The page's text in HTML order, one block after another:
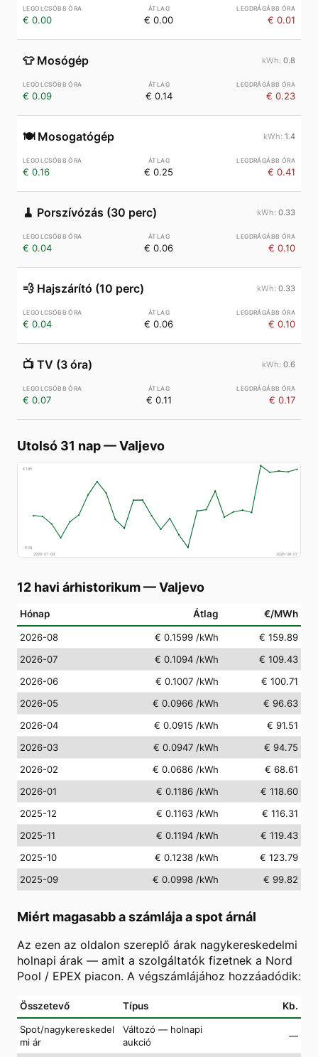
€ 0.00 € 0.00 € 0.01
👕 Mosógép 0.8
€ 0.09 € 0.14 € 0.23
🍽️ Mosogatógép 1.4
€ 0.16 € 0.25 € 0.41
🧹 Porszívózás (30 perc) 0.33
€ 0.04 € 0.06 € 0.10
💨 Hajszárító (10 perc) 0.33
€ 0.04 € 0.06 € 0.10
📺 TV (3 óra) 0.6
€ 0.07 € 0.11 € 0.17
Utolsó 31 nap—Valjevo
€185
€58
2026-07-09
2026-08-07
12 havi árhistorikum—Valjevo
Hónap Átlag €/MWh
2026-08 € 0.1599 /kWh
€ 159.89
2026-07
€ 0.1094 /kWh
€ 109.43
2026-06
€ 0.1007 /kWh
€ 100.71
2026-05
€ 0.0966 /kWh
€ 96.63
2026-04
€ 0.0915 /kWh
€ 91.51
2026-03
€ 0.0947 /kWh
€ 94.75
2026-02
€ 0.0686 /kWh
€ 68.61
2026-01
€ 0.1186 /kWh
€ 118.60
2025-12
€ 0.1163 /kWh
€ 116.31
2025-11
€ 0.1194 /kWh
€ 119.43
2025-10
€ 0.1238 /kWh
€ 123.79
2025-09
€ 0.0998 /kWh € 99.82
Miért magasabb a számlája a spot árnál
Az ezen az oldalon szereplő árak nagykereskedelmi
holnapi árak — amit a szolgáltatók fizetnek a Nord
Pool / EPEX piacon. A végszámlájához hozzáadódik:
Összetevő Típus Kb.
Spot/nagykereskedel
mi ár
Változó — holnapi
aukció
—